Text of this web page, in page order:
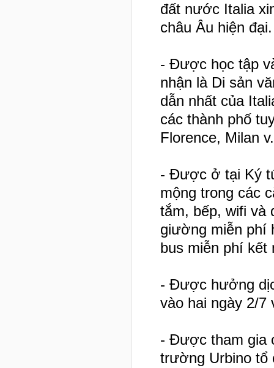
đất nước Italia
châu Âu hiện đại.
- Được học tập
nhận là Di sản
dẫn nhất của
các thành phố
Florence, Milan
- Được ở tại Ký
mộng trong các
tắm, bếp, wifi và
giường miễn phí
bus miễn phí kết
- Được hưởng
vào hai ngày 2/
- Được tham gia
trường Urbino tổ